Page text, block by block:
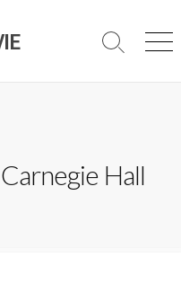
S
o
g
M
Hall